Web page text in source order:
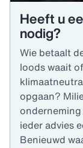
Heeft u
nodig?
Wie betaalt
loods waait
opgaan?
ieder advies
Benieuwd